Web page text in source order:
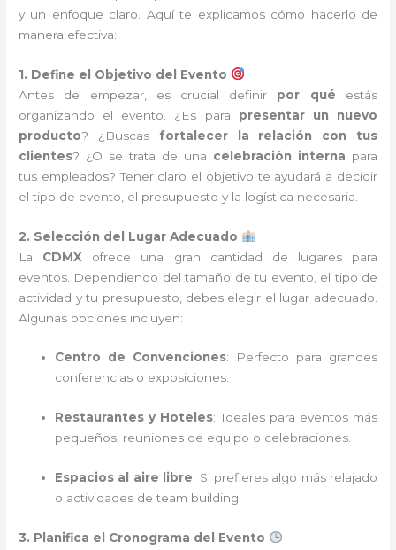
y un enfoque claro. Aquí te explicamos cómo hacerlo de
manera efectiva:
1. Define el Objetivo del Evento
Antes de empezar, es crucial definir por qué estás
organizando el evento. ¿Es para presentar un nuevo
producto? ¿Buscas fortalecer la relación con tus
clientes? ¿O se trata de una celebración interna para
tus empleados? Tener claro el objetivo te ayudará a decidir
el tipo de evento, el presupuesto y la logística necesaria.
2. Selección del Lugar Adecuado
La CDMX ofrece una gran cantidad de lugares para
eventos. Dependiendo del tamaño de tu evento, el tipo de
actividad y tu presupuesto, debes elegir el lugar adecuado.
Algunas opciones incluyen:
Centro de Convenciones: Perfecto para grandes
conferencias o exposiciones.
Restaurantes y Hoteles: Ideales para eventos más
pequeños, reuniones de equipo o celebraciones.
Espacios al aire libre: Si prefieres algo más relajado
o actividades de team building.
3. Planifica el Cronograma del Evento